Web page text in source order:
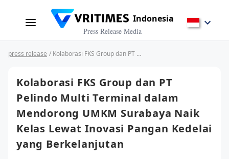
Indonesia
Press Release Media
press release / Kolaborasi FKS Group dan PT Pelindo Multi Terminal dalam Mendorong UMKM Surabaya Naik Kelas Lewat Inovasi Pangan Kedelai yang Berkelanjutan
Kolaborasi FKS Group dan PT
Pelindo Multi Terminal dalam
Mendorong UMKM Surabaya Naik
Kelas Lewat Inovasi Pangan Kedelai
yang Berkelanjutan